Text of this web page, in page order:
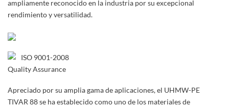
ampliamente reconocido en la industria por su excepcional
rendimiento y versatilidad.
ISO 9001-2008
Quality Assurance
Apreciado por su amplia gama de aplicaciones, el UHMW-PE
TIVAR 88 se ha establecido como uno de los materiales de